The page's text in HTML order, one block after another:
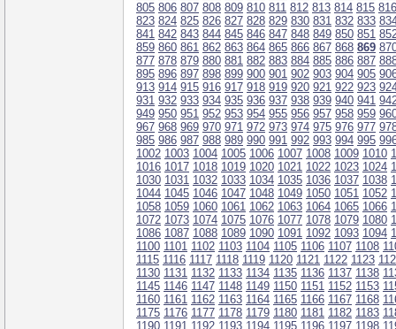
805 806 807 808 809 810 811 812 813 814 815 816
823 824 825 826 827 828 829 830 831 832 833
841 842 843 844 845 846 847 848 849 850 851
859 860 861 862 863 864 865 866 867 868 869
877 878 879 880 881 882 883 884 885 886 887
895 896 897 898 899 900 901 902 903 904 905
913 914 915 916 917 918 919 920 921 922 923
931 932 933 934 935 936 937 938 939 940 941
949 950 951 952 953 954 955 956 957 958 959
967 968 969 970 971 972 973 974 975 976 977
985 986 987 988 989 990 991 992 993 994 995
1002 1003 1004 1005 1006 1007 1008 1009 1010
1016 1017 1018 1019 1020 1021 1022 1023 1024
1030 1031 1032 1033 1034 1035 1036 1037 1038
1044 1045 1046 1047 1048 1049 1050 1051 1052
1058 1059 1060 1061 1062 1063 1064 1065 1066
1072 1073 1074 1075 1076 1077 1078 1079 1080
1086 1087 1088 1089 1090 1091 1092 1093 1094
1100 1101 1102 1103 1104 1105 1106 1107 1108
1115 1116 1117 1118 1119 1120 1121 1122 1123
1130 1131 1132 1133 1134 1135 1136 1137 1138
1145 1146 1147 1148 1149 1150 1151 1152 1153
1160 1161 1162 1163 1164 1165 1166 1167 1168
1175 1176 1177 1178 1179 1180 1181 1182 1183
1190 1191 1192 1193 1194 1195 1196 1197 1198